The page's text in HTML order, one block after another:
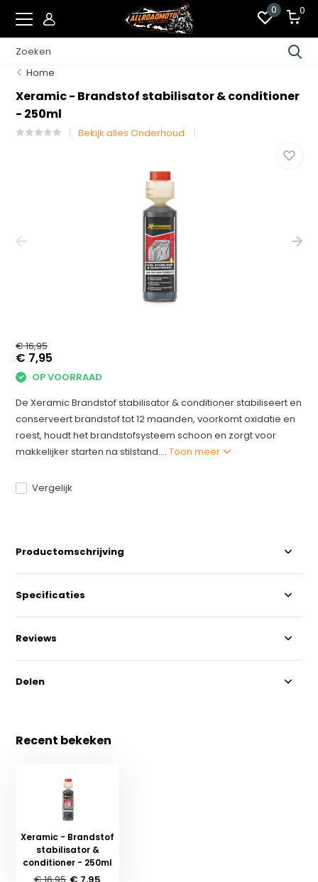
0 0
Home
Xeramic - Brandstof stabilisator & conditioner
- 250ml
Bekijk alles Onderhoud
€ 16,95
€ 7,95
OP VOORRAAD
De Xeramic Brandstof stabilisator & conditioner stabiliseert en
conserveert brandstof tot 12 maanden, voorkomt oxidatie en
roest, houdt het brandstofsysteem schoon en zorgt voor
makkelijker starten na stilstand....Toon meer
Vergelijk
Productomschrijving
Specificaties
Reviews
Delen
Recent bekeken
Xeramic - Brandstof
stabilisator &
conditioner - 250ml
€ 16,95 € 7,95